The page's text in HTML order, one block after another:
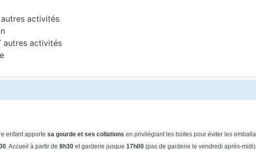
activités
autres activités
enfant apporte sa gourde et ses collations en privilégiant les boites pour éviter les
. Accueil à partir de8h30 et garderie jusque17h00(pas de garderie le vendredi après-midi).